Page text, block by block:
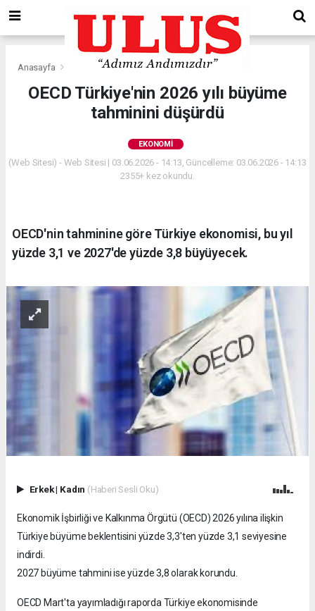
Anasayfa Ekonomi
OECD Türkiye'nin 2026 yılı büyüme
tahminini düşürdü
EKONOMI
(Web Sitesi) - Web Sitesi | 03.06.2026 - 14:13, Güncelleme: 03.06.2026 - 14:13
2355+ kez okundu.
OECD'nin tahminine göre Türkiye ekonomisi, bu yıl
yüzde 3,1 ve 2027'de yüzde 3,8 büyüyecek.
Erkek| Kadın (Haberi Sesli Oku)
Ekonomik İşbirliği ve Kalkınma Örgütü (OECD) 2026 yılına ilişkin
Türkiye büyüme beklentisini yüzde 3,3'ten yüzde 3,1 seviyesine
indirdi.
2027 büyüme tahmini ise yüzde 3,8 olarak korundu.
OECD Mart'ta yayımladığı raporda Türkiye ekonomisinde